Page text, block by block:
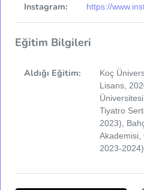
Instagram: https://
Eğitim Bilgileri
Aldığı Eğitim:
Koç
Lisans,
Tiyatro
2023),
Akademisi,
2023-2024)